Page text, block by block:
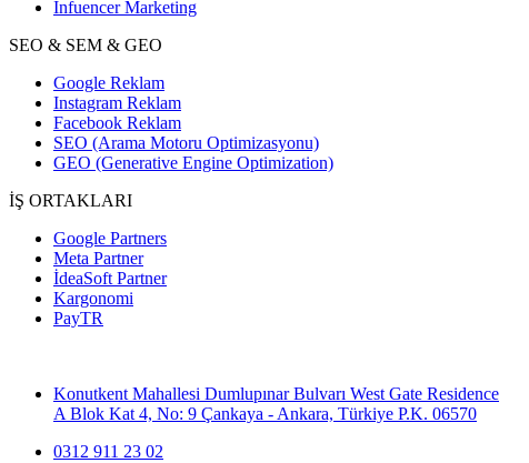
Infuencer Marketing
SEO & SEM & GEO
Google Reklam
Instagram Reklam
Facebook Reklam
SEO (Arama Motoru Optimizasyonu)
GEO (Generative Engine Optimization)
İŞ ORTAKLARI
Google Partners
Meta Partner
İdeaSoft Partner
Kargonomi
PayTR
Konutkent Mahallesi Dumlupınar Bulvarı West Gate Residence
A Blok Kat 4, No: 9 Çankaya - Ankara, Türkiye P.K. 06570
0312 911 23 02